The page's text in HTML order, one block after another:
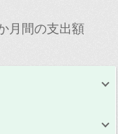
月間の支出額